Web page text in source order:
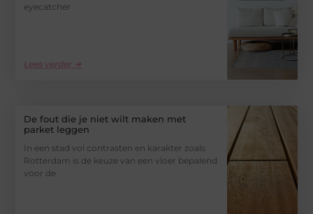
eyecatcher
Lees verder ➜
De fout die je niet wilt maken met
parket leggen
In een stad vol contrasten en karakter zoals
Rotterdam is de keuze van een vloer bepalend
voor de